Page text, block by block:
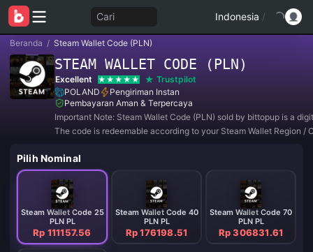
Cari Indonesia /
Beranda / Steam Wallet Code (PLN)
STEAM WALLET CODE (PLN)
Excellent
Trustpilot
POLAND
Pengiriman Instan
Pembayaran Aman & Terpercaya
Important Note: Steam Wallet Code (PLN) sold by bittopup is a
The code is redeemable according to your Steam Wallet Region /
Pilih Nominal
Steam Wallet Code 25
PLN PL
Rp 111157.56
Steam Wallet Code 40
PLN PL
Rp 176198.51
Steam Wallet Code 70
PLN PL
Rp 306831.61